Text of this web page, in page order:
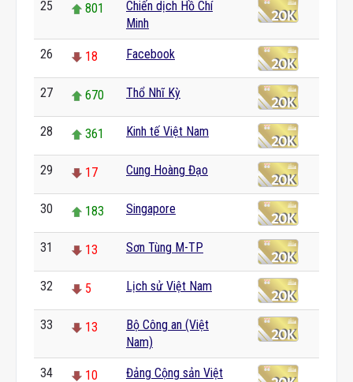
25 801
Chiến dịch Hồ Chí
Minh
26 18 Facebook
27 670 Thổ Nhĩ Kỳ
28 361 Kinh tế Việt Nam
29 17 Cung Hoàng Đạo
30 183 Singapore
31 13 Sơn Tùng M-TP
32 5 Lịch sử Việt Nam
33 13
Bộ Công an (Việt
Nam)
34 10 Đảng Cộng sản Việt